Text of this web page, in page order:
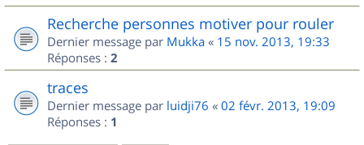
Recherche personnes motiver pour rouler
Dernier message par Mukka « 15 nov. 2013, 19:33
Réponses : 2
traces
Dernier message par luidji76 « 02 févr. 2013, 19:09
Réponses : 1